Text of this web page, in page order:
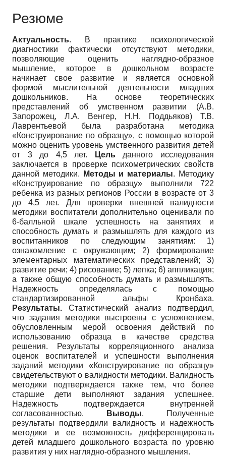
Резюме
Актуальность. В практике психологической
диагностики фактически отсутствуют методики,
позволяющие оценить наглядно-образное
мышление, которое в дошкольном возрасте
начинает свое развитие и является основной
формой мыслительной деятельности младших
дошкольников. На основе теоретических
представлений об умственном развитии (А.В.
Запорожец, Л.А. Венгер, Н.Н. Поддьяков) Т.В.
Лаврентьевой была разработана методика
«Конструирование по образцу», с помощью которой
можно оценить уровень умственного развития детей
от 3 до 4,5 лет.
Цельданного исследования
заключается в проверке психометрических свойств
данной методики.
Методы и материалы. Методику
«Конструирование по образцу» выполнили 722
ребенка из разных регионов России в возрасте от 3
до 4,5 лет. Для проверки внешней валидности
методики воспитатели дополнительно оценивали по
6-балльной шкале успешность на занятиях и
способность думать и размышлять для каждого из
воспитанников по следующим занятиям: 1)
ознакомление с окружающим; 2) формирование
элементарных математических представлений; 3)
развитие речи; 4) рисование; 5) лепка; 6) аппликация;
а также общую способность думать и размышлять.
Надежность определялась с помощью
стандартизированной альфы Кронбаха.
Результаты. Статистический анализ подтвердил,
что задания методики выстроены с усложнением,
обусловленным мерой освоения действий по
использованию образца в качестве средства
решения. Результаты корреляционного анализа
оценок воспитателей и успешности выполнения
заданий методики «Конструирование по образцу»
свидетельствуют о валидности методики. Валидность
методики подтверждается также тем, что более
старшие дети выполняют задания успешнее.
Надежность подтверждается внутренней
согласованностью.
Выводы. Полученные
результаты подтвердили валидность и надежность
методики и ее возможность дифференцировать
детей младшего дошкольного возраста по уровню
развития у них наглядно-образного мышления.